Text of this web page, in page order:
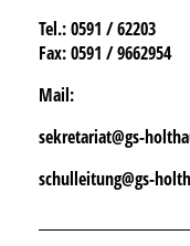
Tel.: 0591 / 62203
Fax:0591 / 9662954
Mail:
sekretariat@gs-
schulleitung@gs-